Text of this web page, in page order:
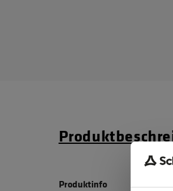
Produktinfo